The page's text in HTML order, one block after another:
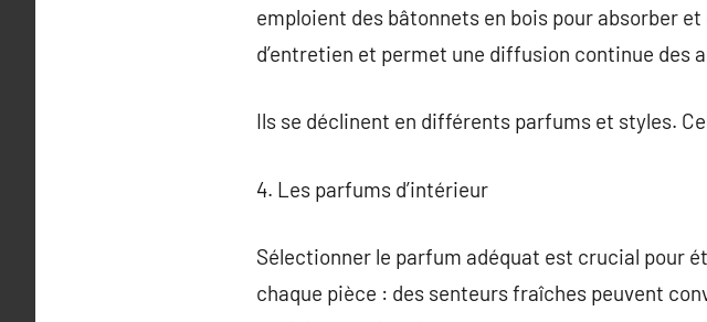
emploient des bâtonnets en bois pour absorber
d’entretien et permet une diffusion continue des
Ils se déclinent en différents parfums et styles.
4. Les parfums d’intérieur
Sélectionner le parfum adéquat est crucial pour
chaque pièce : des senteurs fraîches peuvent